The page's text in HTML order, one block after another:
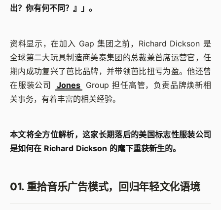
出？你有何不同？』」。
资料显示，在加入 Gap 集团之前，Richard Dickson 是
全球第二大玩具制造商美泰集团的总裁兼首席运营官，任
期内成功复兴了芭比品牌，并带领芭比扭亏为盈。他还曾
在服装公司
Jones
Group 担任高管，负责品牌焕新相
关事务，有着丰富的相关经验。
本文将全方位解析，这家长期落后的美国标志性服装公司
是如何在 Richard Dickson 的麾下重获新生的。
01. 重拾音乐广告模式，回归年轻文化语境